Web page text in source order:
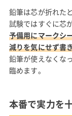
鉛筆は芯が折れた
試験ではすぐに芯
予備用にマークシ
減りを気にせず書
鉛筆が使えなくな
臨めます。
本番で実力を